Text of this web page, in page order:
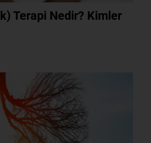
Terapi Nedir? Kimler